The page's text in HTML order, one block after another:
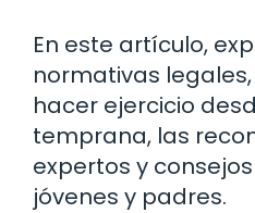
En este artículo,
normativas
hacer ejercicio
temprana, las
expertos y
jóvenes y padres.